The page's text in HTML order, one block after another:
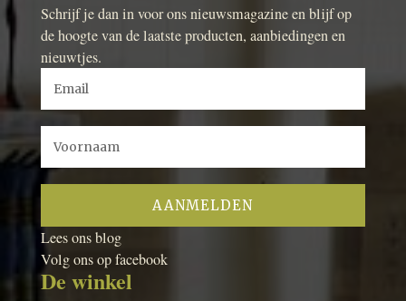
Schrijf je dan in voor ons nieuwsmagazine en blijf op
de hoogte van de laatste producten, aanbiedingen en
nieuwtjes.
Lees ons blog
Volg ons op facebook
De winkel